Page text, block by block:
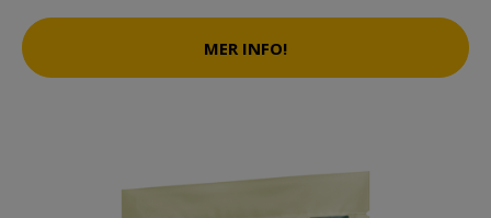
MER INFO!